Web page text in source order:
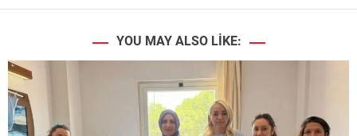
YOU MAY ALSO LIKE: